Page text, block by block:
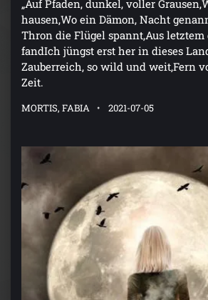
„Auf Pfaden, dunkel, voller
hausen,Wo ein Dämon, Nacht
Thron die Flügel spannt,Aus
fandIch jüngst erst her in dieses
Zauberreich, so wild und weit,Fern
Zeit.
MORTIS, FABIA 2021-07-05